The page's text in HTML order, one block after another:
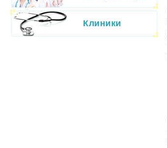
Клиники